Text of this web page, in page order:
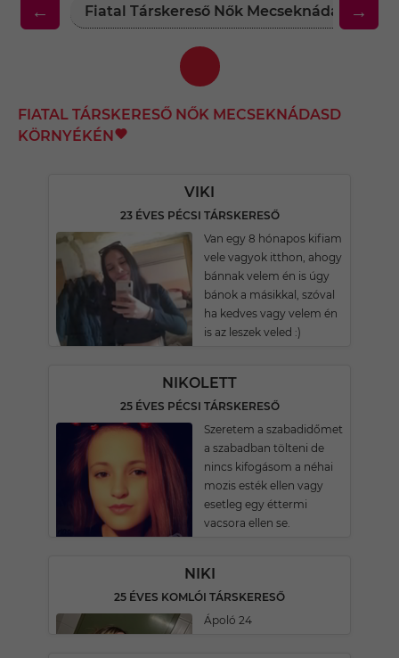
← Fiatal Társkereső Nők Mecseknádasd→
FIATAL TÁRSKERESŐ NŐK MECSEKNÁDASD
KÖRNYÉKÉN
VIKI
23 ÉVES PÉCSI TÁRSKERESŐ
Van egy 8 hónapos kifiam
vele vagyok itthon, ahogy
bánnak velem én is úgy
bánok a másikkal, szóval
ha kedves vagy velem én
is az leszek veled :)
NIKOLETT
25 ÉVES PÉCSI TÁRSKERESŐ
Szeretem a szabadidőmet
a szabadban tölteni de
nincs kifogásom a néhai
mozis esték ellen vagy
esetleg egy éttermi
vacsora ellen se.
NIKI
25 ÉVES KOMLÓI TÁRSKERESŐ
Ápoló 24